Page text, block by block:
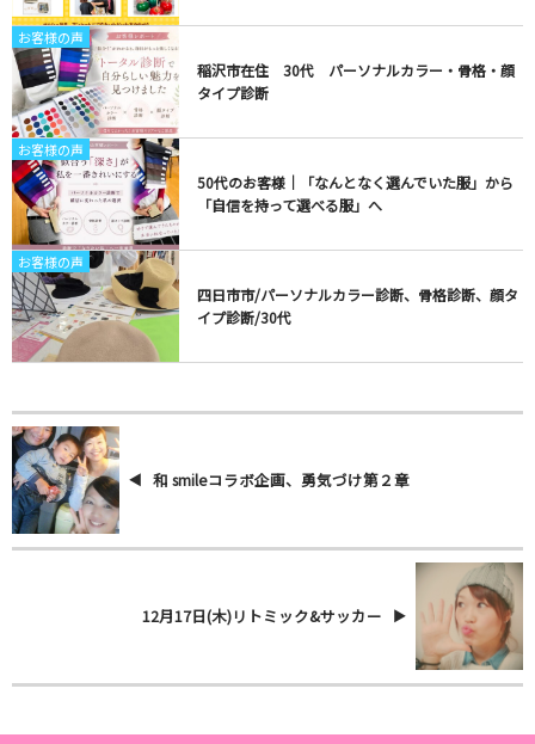
お客様の声
稲沢市在住 30代 パーソナルカラー・骨格・顔
タイプ診断
お客様の声
50代のお客様｜「なんとなく選んでいた服」から
「自信を持って選べる服」へ
お客様の声
四日市市/パーソナルカラー診断、骨格診断、顔タ
イプ診断/30代
和 smileコラボ企画、勇気づけ第２章
12月17日(木)リトミック&サッカー